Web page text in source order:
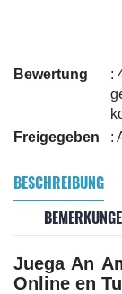
Bewertung
:
Freigegeben
:
BESCHREIBUNG
Juega An
Online en